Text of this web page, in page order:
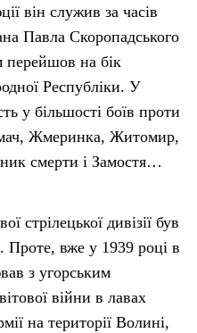
він служив за часів
Павла Скоропадського
перейшов на бік
Республіки. У
у більшості боїв проти
Жмеринка, Житомир,
смерти і Замостя…
стрілецької дивізії був
Проте, вже у 1939 році в
з угорським
війни в лавах
на території Волині,